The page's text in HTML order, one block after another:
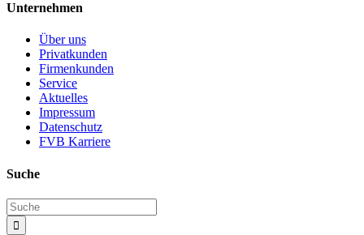
Unternehmen
Über uns
Privatkunden
Firmenkunden
Service
Aktuelles
Impressum
Datenschutz
FVB Karriere
Suche
